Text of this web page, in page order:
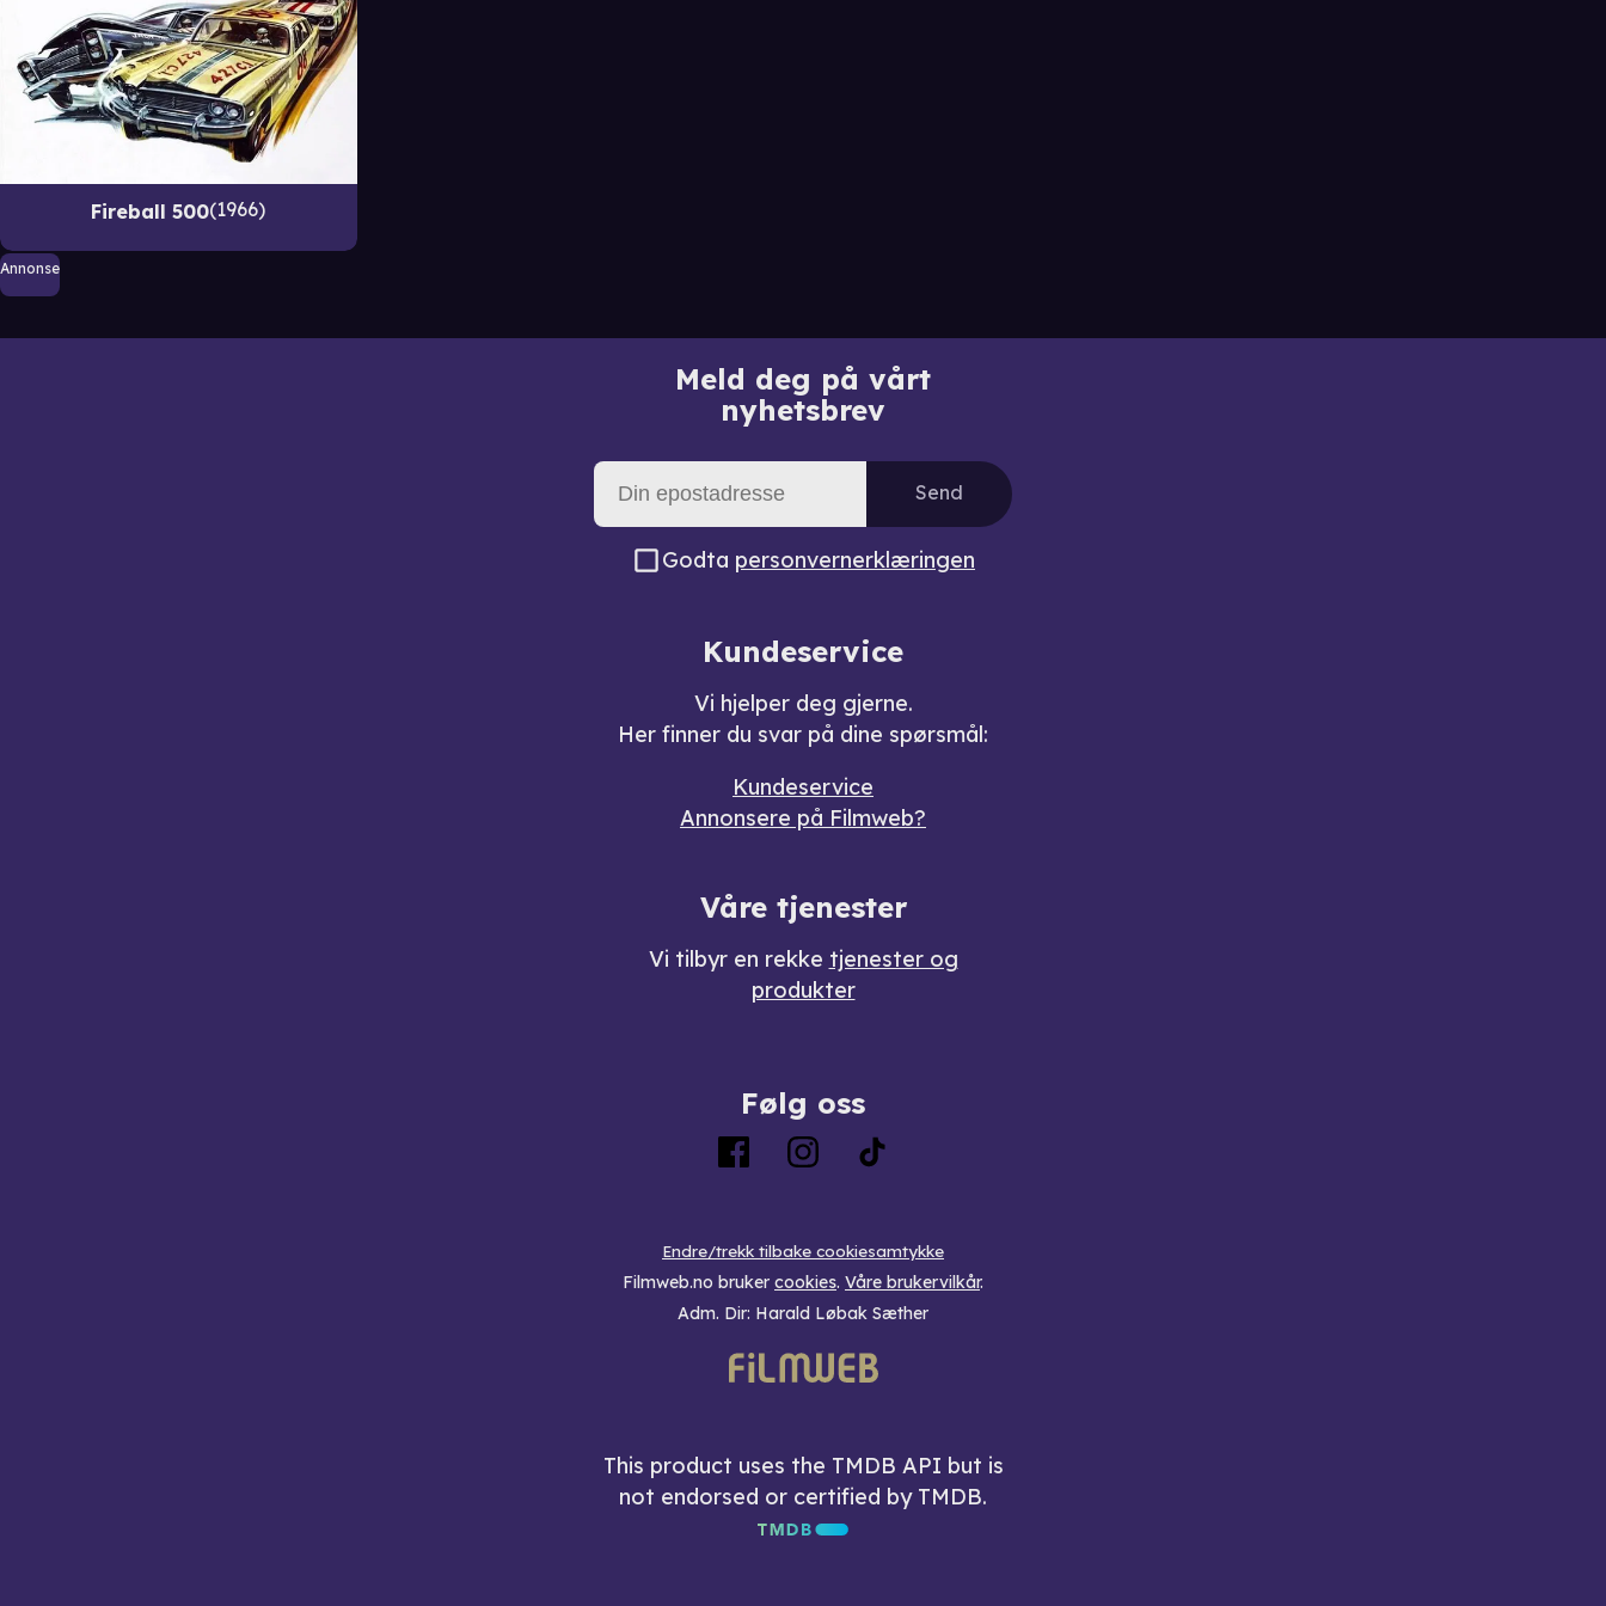
Fireball 500 1966
Annonse
Meld deg på vårt
nyhetsbrev
Send
Godta personvernerklæringen
Kundeservice
Vi hjelper deg gjerne.
Her finner du svar på dine spørsmål:
Kundeservice
Annonsere på Filmweb?
Våre tjenester
Vi tilbyr en rekke tjenester og
produkter
Følg oss
Endre/trekk tilbake cookiesamtykke
Filmweb.no bruker cookies. Våre brukervilkår.
Adm. Dir: Harald Løbak Sæther
This product uses the TMDB API but is
not endorsed or certified by TMDB.